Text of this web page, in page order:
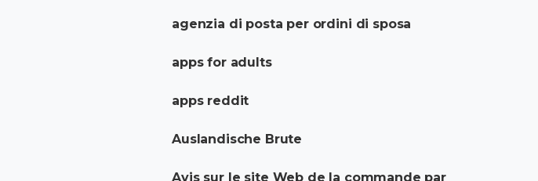
agenzia di posta per ordini di sposa
apps for adults
apps reddit
Auslandische Brute
Avis sur le site Web de la commande par